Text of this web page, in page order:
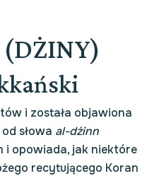
i została objawiona
słowa al-dżinn
i opowiada, jak niektóre
recytującego Koran